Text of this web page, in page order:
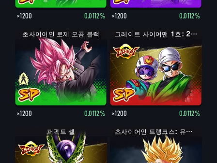
×1200 0.0112% ×1200 0.0112%
오공 블랙
초사이어인 로제 오공 블랙
×1200 0.0112%
그레이트 사이어맨 1호: 2호 (어시스트)
×1200 0.0112%
완전체 셀
퍼펙트 셀 트랭크스: 유년기 초사이어인 트랭크스: 유년기